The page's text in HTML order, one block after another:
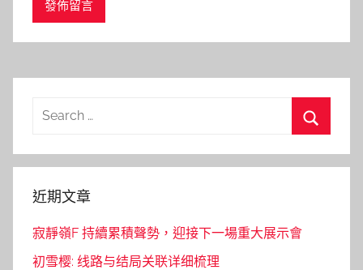
Search
近期文章
寂靜嶺F 持續累積聲勢，迎接下一場重大展示會
初雪樱: 线路与结局关联详细梳理